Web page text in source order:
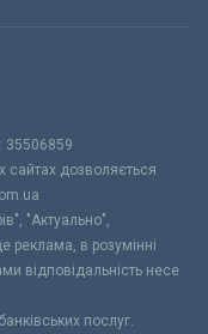
сайтах дозволяється
"Актуально",
реклама, в розумінні
відповідальність несе
послуг.